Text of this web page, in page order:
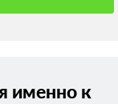
именно к